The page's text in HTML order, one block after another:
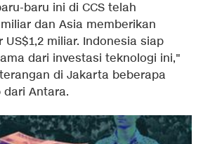
baru ini di CCS telah
dan Asia memberikan
miliar. Indonesia siap
dari investasi teknologi ini,"
di Jakarta beberapa
Antara.